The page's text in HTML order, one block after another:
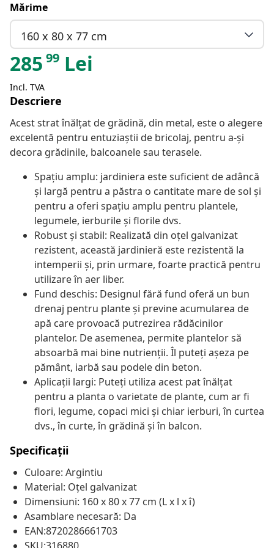
Mărime
160 x 80 x 77 cm
285 99 Lei
Incl. TVA
Descriere
Acest strat înălțat de grădină, din metal, este o alegere
excelentă pentru entuziaștii de bricolaj, pentru a-și
decora grădinile, balcoanele sau terasele.
Spațiu amplu: jardiniera este suficient de adâncă
și largă pentru a păstra o cantitate mare de sol și
pentru a oferi spațiu amplu pentru plantele,
legumele, ierburile și florile dvs.
Robust și stabil: Realizată din oțel galvanizat
rezistent, această jardinieră este rezistentă la
intemperii și, prin urmare, foarte practică pentru
utilizare în aer liber.
Fund deschis: Designul fără fund oferă un bun
drenaj pentru plante și previne acumularea de
apă care provoacă putrezirea rădăcinilor
plantelor. De asemenea, permite plantelor să
absoarbă mai bine nutrienții. Îl puteți așeza pe
pământ, iarbă sau podele din beton.
Aplicații largi: Puteți utiliza acest pat înălțat
pentru a planta o varietate de plante, cum ar fi
flori, legume, copaci mici și chiar ierburi, în curtea
dvs., în curte, în grădină și în balcon.
Specificații
Culoare: Argintiu
Material: Oțel galvanizat
Dimensiuni: 160 x 80 x 77 cm (L x l x î)
Asamblare necesară: Da
EAN:8720286661703